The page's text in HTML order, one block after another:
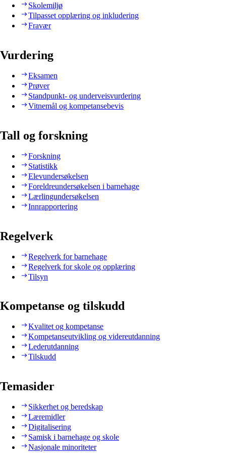
Skolemiljø
Tilpasset opplæring og inkludering
Fravær
Vurdering
Eksamen
Prøver
Standpunkt- og underveisvurdering
Vitnemål og kompetansebevis
Tall og forskning
Forskning
Statistikk
Elevundersøkelsen
Foreldreundersøkelsen i barnehage
Lærlingundersøkelsen
Innrapportering
Regelverk
Regelverk for barnehage
Regelverk for skole og opplæring
Tilsyn
Kompetanse og tilskudd
Kvalitet og kompetanse
Kompetanseutvikling og videreutdanning
Lederutdanning
Tilskudd
Temasider
Sikkerhet og beredskap
Læremidler
Digitalisering
Samisk i barnehage og skole
Nasjonale minoriteter